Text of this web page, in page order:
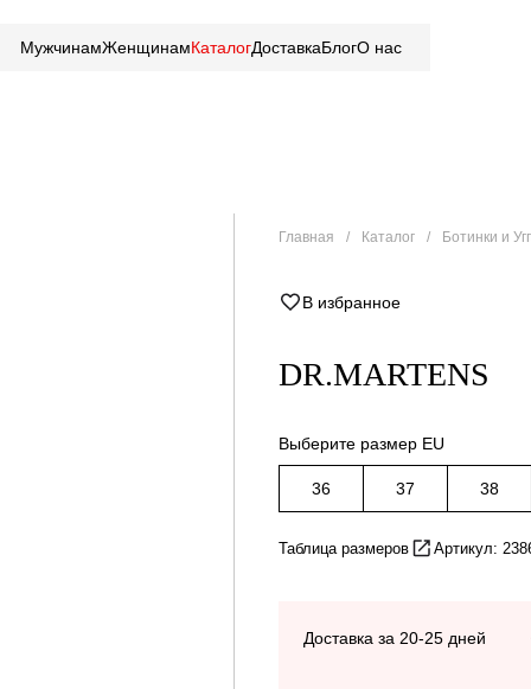
МужчинамЖенщинамКаталогДоставкаБлогО нас
Главная Каталог Ботинки и
DR.MARTENS
В избранное
Выберите размер EU
36 37 38
Таблица размеров Артикул:
Доставка за 20-25 дней